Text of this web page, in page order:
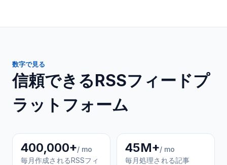
数字で見る
信頼できるRSSフィードプ
ラットフォーム
400,000+/ mo
毎月作成されるRSSフィ
45M+/ mo
毎月処理される記事